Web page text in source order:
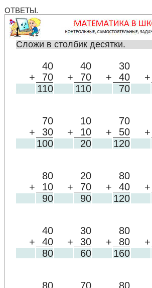
ОТВЕТЫ.
Сложи в столбик десятки.
40 40 30
+
70 + 70 + 40 +
110
110 70
70 10 70
+
30 + 10 + 50 +
100
20 120
80 20 80
+
10 + 70 + 40 +
90
90 120
40 30 80
+
40 + 30 + 80 +
80
60 160
80 70 80